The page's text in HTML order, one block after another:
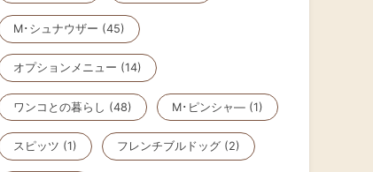
M･シュナウザー (45)
オプションメニュー (14)
ワンコとの暮らし (48) M･ピンシャ― (1)
スピッツ (1) フレンチブルドッグ (2)